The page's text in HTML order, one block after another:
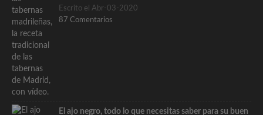
Escrito el Abr-03-2020
87 Comentarios
El ajo negro, todo lo que necesitas saber para su buen